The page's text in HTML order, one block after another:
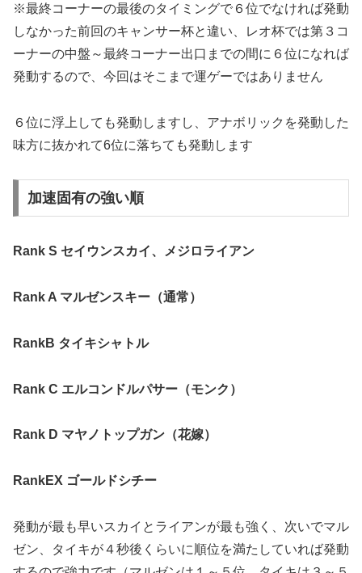
※最終コーナーの最後のタイミングで６位でなければ発動
しなかった前回のキャンサー杯と違い、レオ杯では第３コ
ーナーの中盤～最終コーナー出口までの間に６位になれば
発動するので、今回はそこまで運ゲーではありません
６位に浮上しても発動しますし、アナボリックを発動した
味方に抜かれて6位に落ちても発動します
加速固有の強い順
Rank S セイウンスカイ、メジロライアン
Rank A マルゼンスキー（通常）
RankB タイキシャトル
Rank C エルコンドルパサー（モンク）
Rank D マヤノトップガン（花嫁）
RankEX ゴールドシチー
発動が最も早いスカイとライアンが最も強く、次いでマル
ゼン、タイキが４秒後くらいに順位を満たしていれば発動